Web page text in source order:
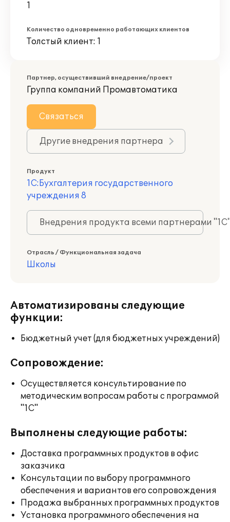
1
Количество одновременно работающих клиентов
Толстый клиент: 1
Партнер, осуществивший внедрение/проект
Группа компаний Промавтоматика
Связаться
Другие внедрения партнера
Продукт
1С:Бухгалтерия государственного
учреждения 8
Внедрения продукта всеми партнерами
Отрасль / Функциональная задача
Школы
Автоматизированы следующие
функции:
Бюджетный учет (для бюджетных учреждений)
Сопровождение:
Осуществляется консультирование по
методическим вопросам работы с программой
"1С"
Выполнены следующие работы:
Доставка программных продуктов в офис
заказчика
Консультации по выбору программного
обеспечения и вариантов его сопровождения
Продажа выбранных программных продуктов
Установка программного обеспечения на